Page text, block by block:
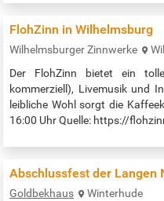
knusprige Tacos, süße Crêpes
auf seine kulinarischen
ganze…
FlohZinn in Wilhelmsburg
Wilhelmsburger Zinnwerke
Der FlohZinn bietet ein
kommerziell), Livemusik und
leibliche Wohl sorgt die
16:00 Uhr Quelle: https://
Abschlussfest der Langen
Goldbekhaus
Winterhude